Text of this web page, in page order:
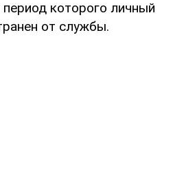
которого личный
от службы.